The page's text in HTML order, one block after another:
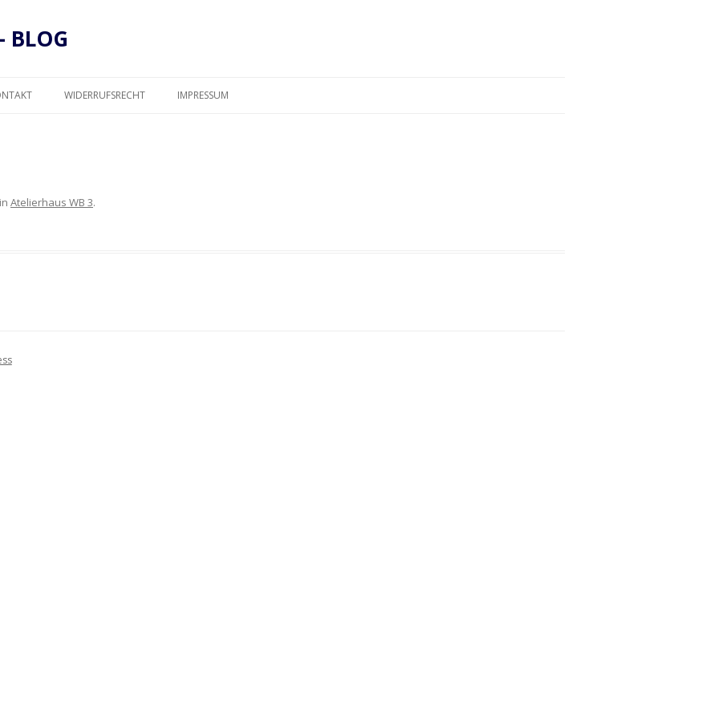
BLOG
Inhalt
WIDERRUFSRECHT IMPRESSUM
in Atelierhaus WB 3.